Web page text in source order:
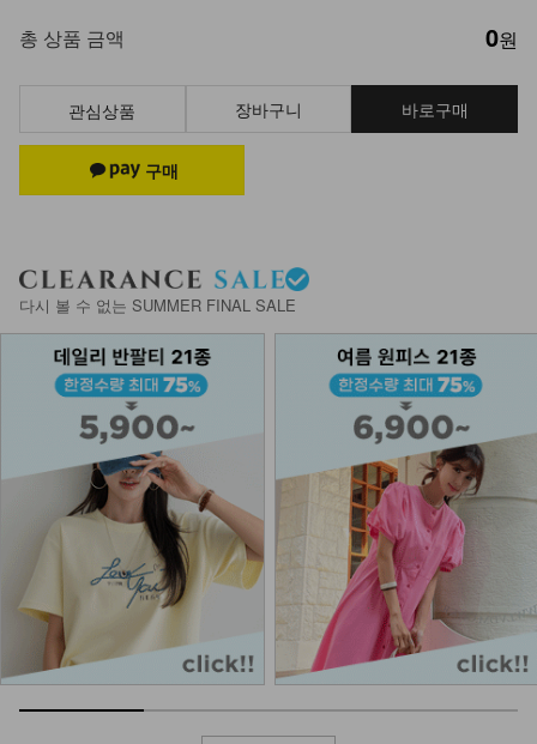
NK51-TS-1/애플 체크 셔츠
4,900
NKA-N-3/더블링 목걸이
6,900
DM51-AC-01/색동 볼 팔찌
12,900
DM43-AC-04/소가죽 골사 볼륨 벨트
24,900
DM43-AC-03/던니켈 벨트
9,900
총 상품 금액 0원
관심상품 장바구니 바로구매
다시 볼 수 없는 SUMMER FINAL SALE